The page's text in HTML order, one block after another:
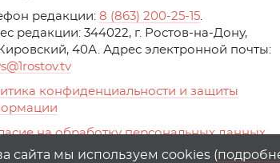
редакции: 8 (863) 200-25-15.
редакции: 344022, г. Ростов-на-Дону,
40А. Адрес электронной почты:
@1rostov.tv
конфиденциальности и защиты
на обработку персональных данных
сервисов Yandex.Metrika, top.mail.ru
сайта мы используем cookies (